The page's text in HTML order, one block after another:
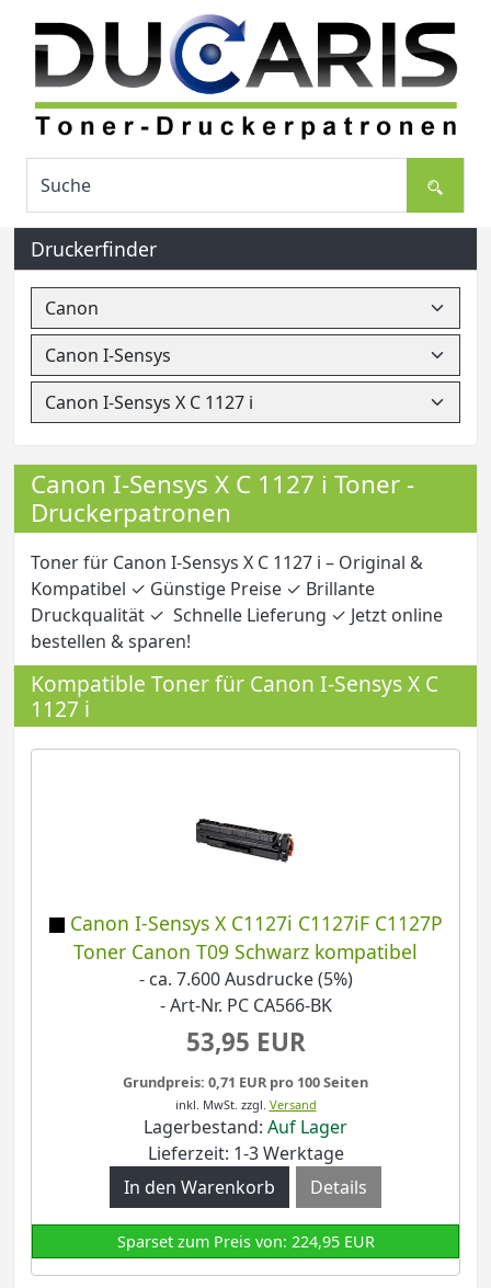
Druckerfinder
Canon I-Sensys X C 1127 i Toner -
Druckerpatronen
Toner für Canon I-Sensys X C 1127 i – Original &
Kompatibel ✓ Günstige Preise ✓ Brillante
Druckqualität ✓ Schnelle Lieferung ✓ Jetzt online
bestellen & sparen!
Kompatible Toner für Canon I-Sensys X C
1127 i
Canon I-Sensys X C1127i C1127iF C1127P
Toner Canon T09 Schwarz kompatibel
- ca. 7.600 Ausdrucke (5%)
- Art-Nr. PC CA566-BK
53,95 EUR
Grundpreis: 0,71 EUR pro 100 Seiten
inkl. MwSt. zzgl. Versand
Lagerbestand: Auf Lager
Lieferzeit: 1-3 Werktage
Details
Sparset zum Preis von: 224,95 EUR